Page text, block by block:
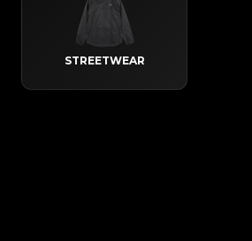
STREETWEAR